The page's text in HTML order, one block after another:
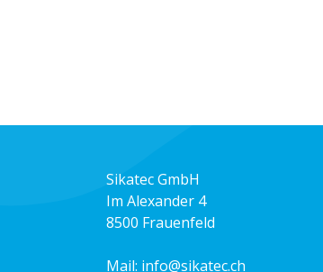
Sikatec GmbH
Im Alexander 4
8500 Frauenfeld
Mail: info@sikatec.ch